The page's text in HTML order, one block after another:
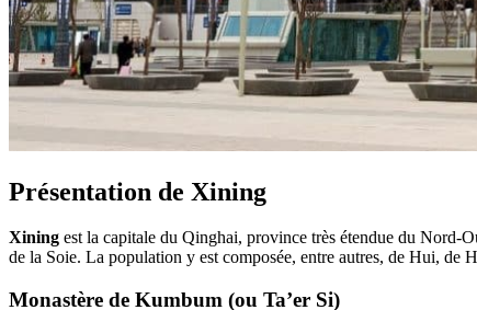
Présentation de Xining
Xining est la capitale du Qinghai, province très étendue du Nord-
de la Soie. La population y est composée, entre autres, de Hui,
Monastère de Kumbum (ou Ta’er Si)